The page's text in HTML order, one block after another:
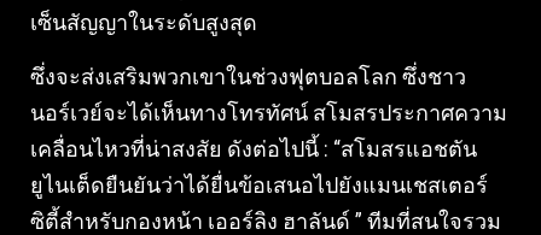
เซ็นสัญญาในระดับสูงสุด
ซึ่งจะส่งเสริมพวกเขาในช่วงฟุตบอลโลก ซึ่งชาว
นอร์เวย์จะได้เห็นทางโทรทัศน์ สโมสรประกาศความ
เคลื่อนไหวที่น่าสงสัย ดังต่อไปนี้ : “สโมสรแอชตัน
ยูไนเต็ดยืนยันว่าได้ยื่นข้อเสนอไปยังแมนเชสเตอร์
ซิตี้สำหรับกองหน้า เออร์ลิง ฮาลันด์ ” ทีมที่สนใจรวม